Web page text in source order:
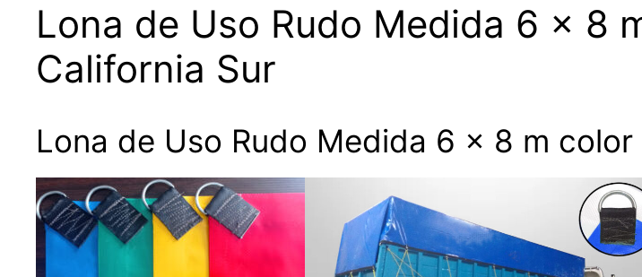
Lona de Uso Rudo Medida 6 x 8
California Sur
Lona de Uso Rudo Medida 6 x 8 m